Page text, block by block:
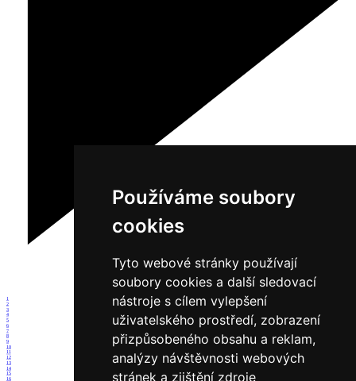
Používáme soubory
cookies
Tyto webové stránky používají
soubory cookies a další sledovací
nástroje s cílem vylepšení
uživatelského prostředí, zobrazení
přizpůsobeného obsahu a reklam,
analýzy návštěvnosti webových
stránek a zjištění zdroje
1
2
3
4
5
6
7
8
9
10
11
12
13
14
15
16